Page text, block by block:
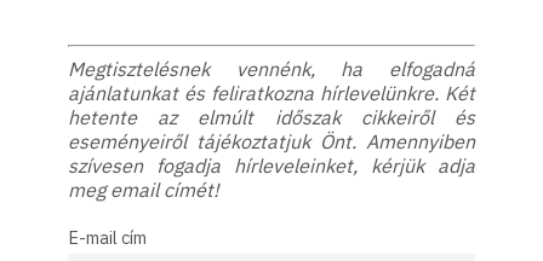
Megtisztelésnek vennénk, ha elfogadná
ajánlatunkat és feliratkozna hírlevelünkre. Két
hetente az elmúlt időszak cikkeiről és
eseményeiről tájékoztatjuk Önt. Amennyiben
szívesen fogadja hírleveleinket, kérjük adja
meg email címét!
E-mail cím